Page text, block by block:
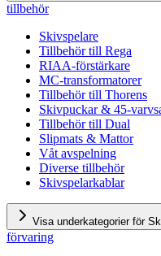
tillbehör
Skivspelare
Tillbehör till Rega
RIAA-förstärkare
MC-transformatorer
Tillbehör till Thorens
Skivpuckar & 45-
Tillbehör till Dual
Slipmats & Mattor
Våt avspelning
Diverse tillbehör
Skivspelarkablar
Visa underkategorier för
förvaring